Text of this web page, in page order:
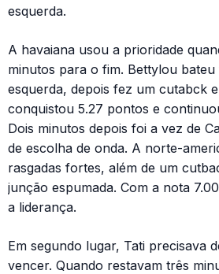
esquerda.
A havaiana usou a prioridade
minutos para o fim. Bettylou
esquerda, depois fez um cutabck
conquistou 5.27 pontos e
Dois minutos depois foi a vez de
de escolha de onda. A norte-
rasgadas fortes, além de um
junção espumada. Com a nota
a liderança.
Em segundo lugar, Tati precisava
vencer. Quando restavam três